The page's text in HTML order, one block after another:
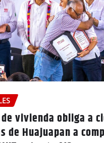
vivienda obliga a
de Huajuapan a